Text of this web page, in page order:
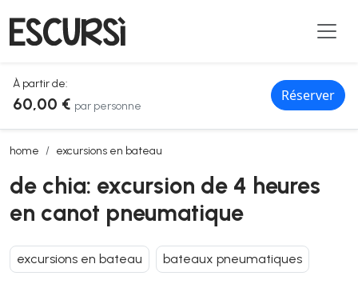
À partir de:
60,00 € par personne
Réserver
home excursions en bateau
de chia: excursion de 4 heures en canot pneumatique
de chia: excursion de 4 heures
en canot pneumatique
excursions en bateau bateaux pneumatiques